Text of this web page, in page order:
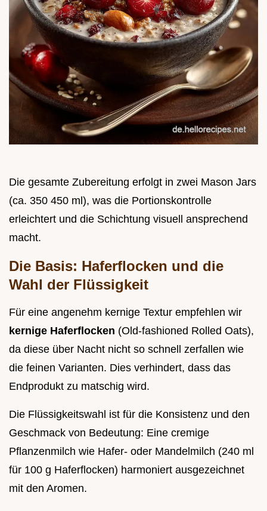
Die gesamte Zubereitung erfolgt in zwei Mason Jars
(ca. 350 450 ml), was die Portionskontrolle
erleichtert und die Schichtung visuell ansprechend
macht.
Die Basis: Haferflocken und die
Wahl der Flüssigkeit
Für eine angenehm kernige Textur empfehlen wir
kernige Haferflocken (Old-fashioned Rolled Oats),
da diese über Nacht nicht so schnell zerfallen wie
die feinen Varianten. Dies verhindert, dass das
Endprodukt zu matschig wird.
Die Flüssigkeitswahl ist für die Konsistenz und den
Geschmack von Bedeutung: Eine cremige
Pflanzenmilch wie Hafer- oder Mandelmilch (240 ml
für 100 g Haferflocken) harmoniert ausgezeichnet
mit den Aromen.